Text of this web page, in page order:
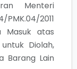
Menteri
2011
Masuk atas
Diolah,
Barang Lain